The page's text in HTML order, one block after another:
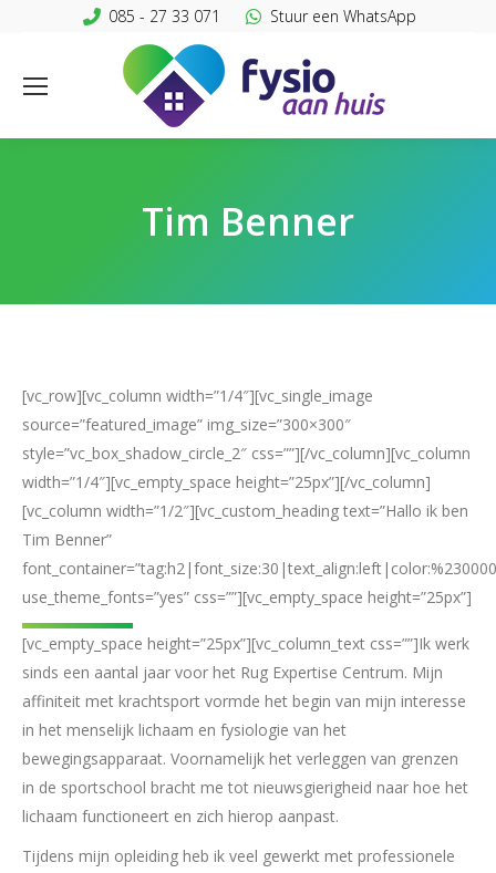
085 - 27 33 071 Stuur een WhatsApp
Tim Benner
[vc_row][vc_column width=”1/4″][vc_single_image
source=”featured_image” img_size=”300×300″
style=”vc_box_shadow_circle_2″ css=””][/vc_column][vc_column
width=”1/4″][vc_empty_space height=”25px”][/vc_column]
[vc_column width=”1/2″][vc_custom_heading text=”Hallo ik ben
Tim Benner”
use_theme_fonts=”yes” css=””][vc_empty_space height=”25px”]
[vc_empty_space height=”25px”][vc_column_text css=””]Ik werk
sinds een aantal jaar voor het Rug Expertise Centrum. Mijn
affiniteit met krachtsport vormde het begin van mijn interesse
in het menselijk lichaam en fysiologie van het
bewegingsapparaat. Voornamelijk het verleggen van grenzen
in de sportschool bracht me tot nieuwsgierigheid naar hoe het
lichaam functioneert en zich hierop aanpast.
Tijdens mijn opleiding heb ik veel gewerkt met professionele